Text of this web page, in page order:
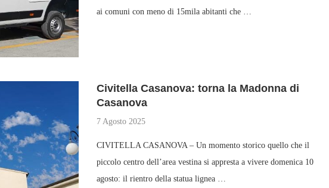
ai comuni con meno di 15mila abitanti che …
Civitella Casanova: torna la Madonna di
Casanova
7 Agosto 2025
CIVITELLA CASANOVA – Un momento storico quello che il
piccolo centro dell’area vestina si appresta a vivere domenica 10
agosto: il rientro della statua lignea …